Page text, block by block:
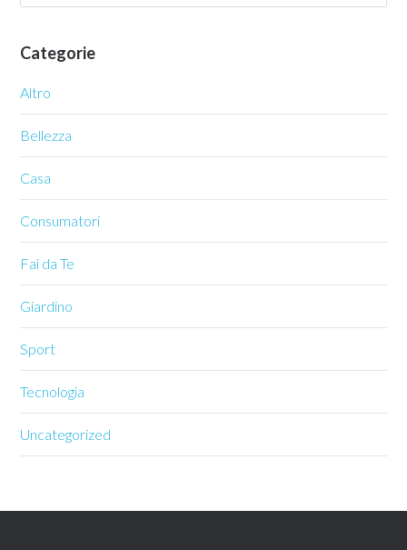
Categorie
Altro
Bellezza
Casa
Consumatori
Fai da Te
Giardino
Sport
Tecnologia
Uncategorized